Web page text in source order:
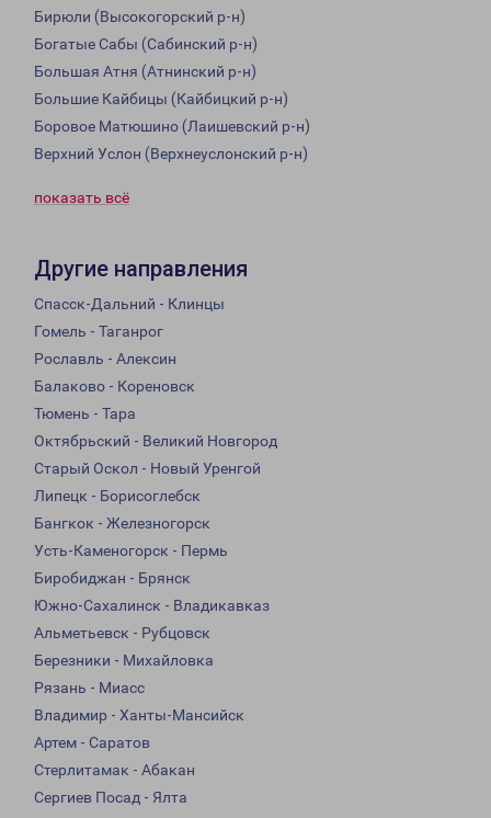
Бирюли (Высокогорский р-н)
Богатые Сабы (Сабинский р-н)
Большая Атня (Атнинский р-н)
Большие Кайбицы (Кайбицкий р-н)
Боровое Матюшино (Лаишевский р-н)
Верхний Услон (Верхнеуслонский р-н)
показать всё
Другие направления
Спасск-Дальний - Клинцы
Гомель - Таганрог
Рославль - Алексин
Балаково - Кореновск
Тюмень - Тара
Октябрьский - Великий Новгород
Старый Оскол - Новый Уренгой
Липецк - Борисоглебск
Бангкок - Железногорск
Усть-Каменогорск - Пермь
Биробиджан - Брянск
Южно-Сахалинск - Владикавказ
Альметьевск - Рубцовск
Березники - Михайловка
Рязань - Миасс
Владимир - Ханты-Мансийск
Артем - Саратов
Стерлитамак - Абакан
Сергиев Посад - Ялта